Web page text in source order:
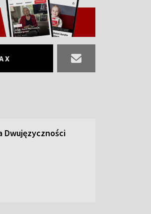
X
Dwujęzyczności